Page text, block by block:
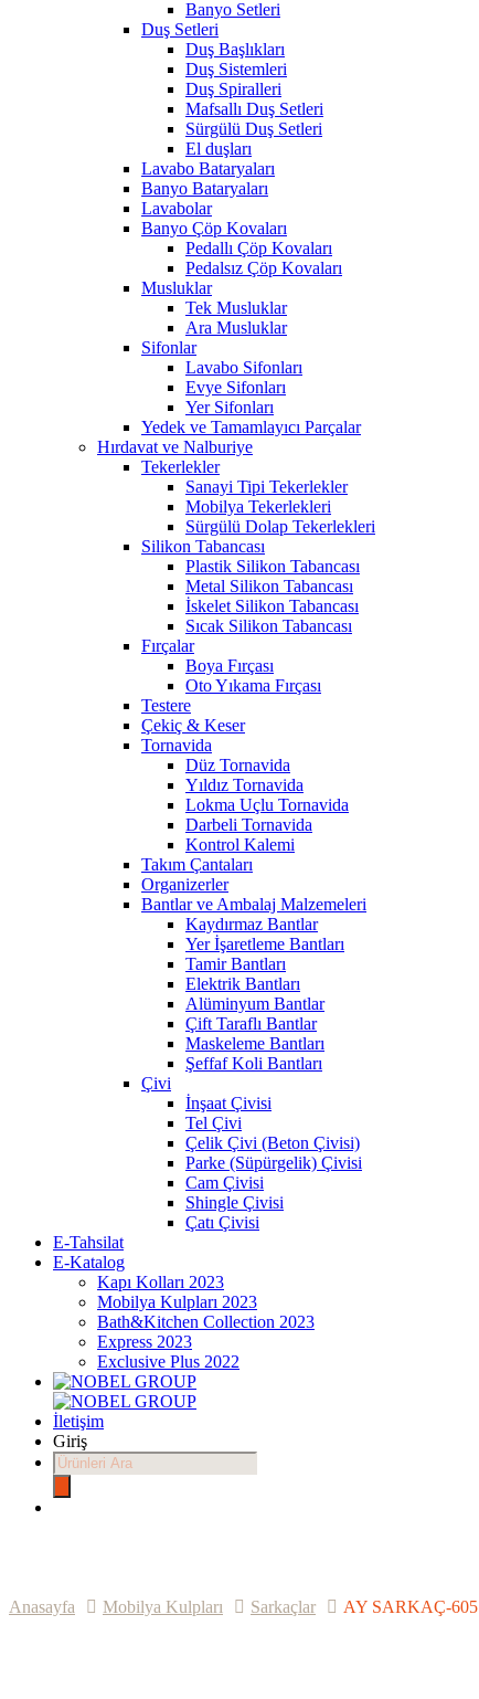
Banyo Setleri
Duş Setleri
Duş Başlıkları
Duş Sistemleri
Duş Spiralleri
Mafsallı Duş Setleri
Sürgülü Duş Setleri
El duşları
Lavabo Bataryaları
Banyo Bataryaları
Lavabolar
Banyo Çöp Kovaları
Pedallı Çöp Kovaları
Pedalsız Çöp Kovaları
Musluklar
Tek Musluklar
Ara Musluklar
Sifonlar
Lavabo Sifonları
Evye Sifonları
Yer Sifonları
Yedek ve Tamamlayıcı Parçalar
Hırdavat ve Nalburiye
Tekerlekler
Sanayi Tipi Tekerlekler
Mobilya Tekerlekleri
Sürgülü Dolap Tekerlekleri
Silikon Tabancası
Plastik Silikon Tabancası
Metal Silikon Tabancası
İskelet Silikon Tabancası
Sıcak Silikon Tabancası
Fırçalar
Boya Fırçası
Oto Yıkama Fırçası
Testere
Çekiç & Keser
Tornavida
Düz Tornavida
Yıldız Tornavida
Lokma Uçlu Tornavida
Darbeli Tornavida
Kontrol Kalemi
Takım Çantaları
Organizerler
Bantlar ve Ambalaj Malzemeleri
Kaydırmaz Bantlar
Yer İşaretleme Bantları
Tamir Bantları
Elektrik Bantları
Alüminyum Bantlar
Çift Taraflı Bantlar
Maskeleme Bantları
Şeffaf Koli Bantları
Çivi
İnşaat Çivisi
Tel Çivi
Çelik Çivi (Beton Çivisi)
Parke (Süpürgelik) Çivisi
Cam Çivisi
Shingle Çivisi
Çatı Çivisi
E-Tahsilat
E-Katalog
Kapı Kolları 2023
Mobilya Kulpları 2023
Bath&Kitchen Collection 2023
Express 2023
Exclusive Plus 2022
İletişim
Giriş
Products
search
Anasayfa Mobilya Kulpları Sarkaçlar AY SARKAÇ-605